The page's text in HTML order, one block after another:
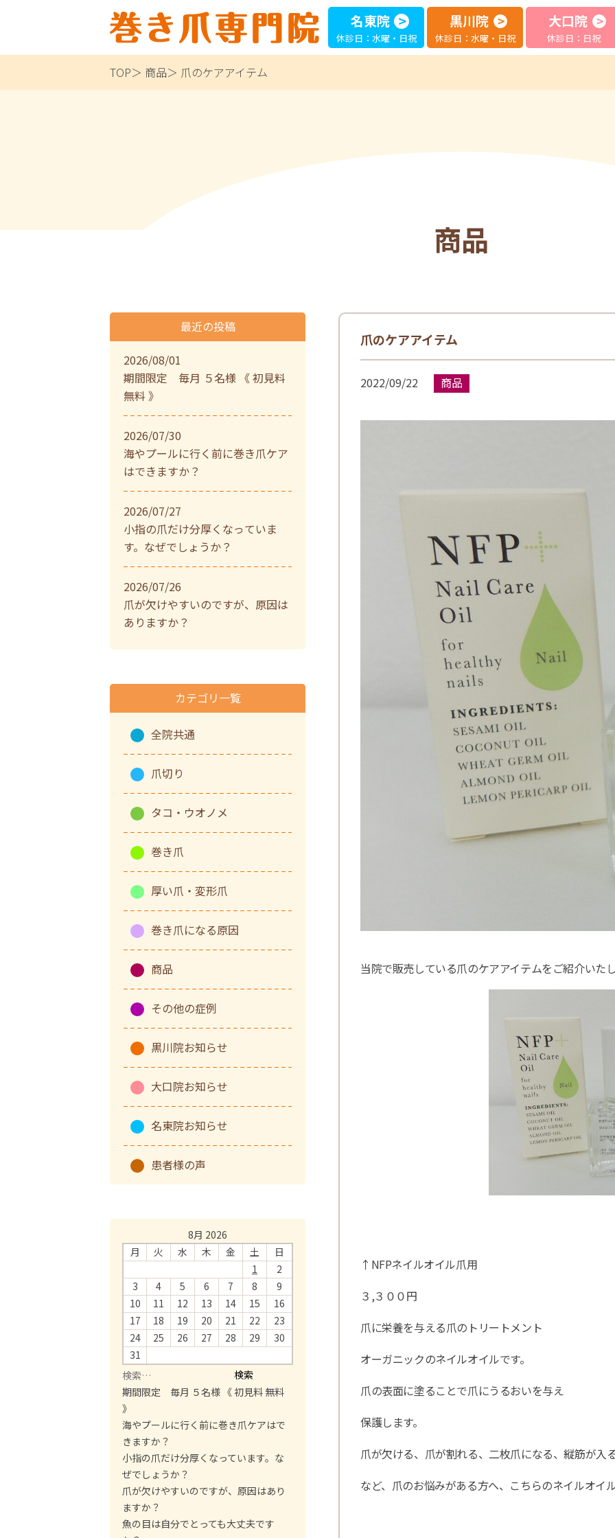
名東院
休診日：水曜・日祝
黒川院
休診日：水曜・日祝
大口院
休診日：日祝
TOP 商品 爪のケアアイテム
商品
爪のケアアイテム
2022/09/22 商品
当院で販売している爪のケアアイテムをご紹介いた
↑NFPネイルオイル爪用
３,３００円
爪に栄養を与える爪のトリートメント
オーガニックのネイルオイルです。
爪の表面に塗ることで爪にうるおいを与え
保護します。
爪が欠ける、爪が割れる、二枚爪になる、縦筋が入
など、爪のお悩みがある方へ、こちらのネイルオイ
最近の投稿
2026/08/01
期間限定 毎月 ５名様 《 初見料
無料 》
2026/07/30
海やプールに行く前に巻き爪ケア
はできますか？
2026/07/27
小指の爪だけ分厚くなっていま
す。なぜでしょうか？
2026/07/26
爪が欠けやすいのですが、原因は
ありますか？
カテゴリ一覧
全院共通
爪切り
タコ・ウオノメ
巻き爪
厚い爪・変形爪
巻き爪になる原因
商品
その他の症例
黒川院お知らせ
大口院お知らせ
名東院お知らせ
患者様の声
8月 2026
月
火 水 木 金 土
日
1
2
3
4 5 6 7 8
9
10
11 12 13 14 15
16
17
18 19 20 21 22
23
24
25 26 27 28 29
30
31
検
索
:
期間限定 毎月 ５名様 《 初見料 無料
》
海やプールに行く前に巻き爪ケアはで
きますか？
小指の爪だけ分厚くなっています。な
ぜでしょうか？
爪が欠けやすいのですが、原因はあり
ますか？
魚の目は自分でとっても大丈夫です